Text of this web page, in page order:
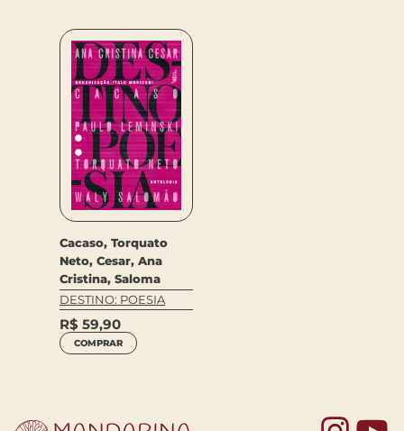
Cacaso, Torquato
Neto, Cesar, Ana
Cristina, Saloma
DESTINO: POESIA
R$ 59,90
COMPRAR